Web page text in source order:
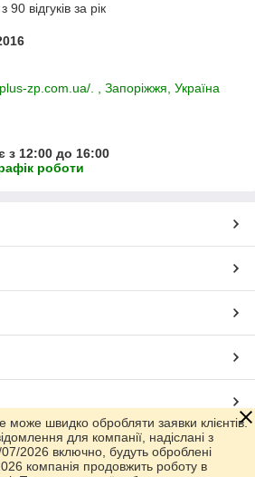
відгуків за рік
zp.com.ua/. , Запоріжжя, Україна
з 12:00 до 16:00
роботи
Prom.ua
може швидко обробляти заявки клієнтів.
для компанії, надіслані з
2026 включно, будуть оброблені
компанія продовжить роботу в